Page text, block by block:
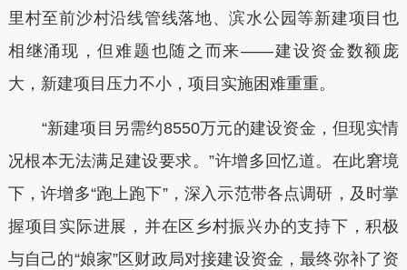
里村至前沙村沿线管线落地、滨水公园等新建项目也
相继涌现，但难题也随之而来——建设资金数额庞
大，新建项目压力不小，项目实施困难重重。
“新建项目另需约8550万元的建设资金，但现实情
况根本无法满足建设要求。”许增多回忆道。在此窘境
下，许增多“跑上跑下”，深入示范带各点调研，及时掌
握项目实际进展，并在区乡村振兴办的支持下，积极
与自己的“娘家”区财政局对接建设资金，最终弥补了资